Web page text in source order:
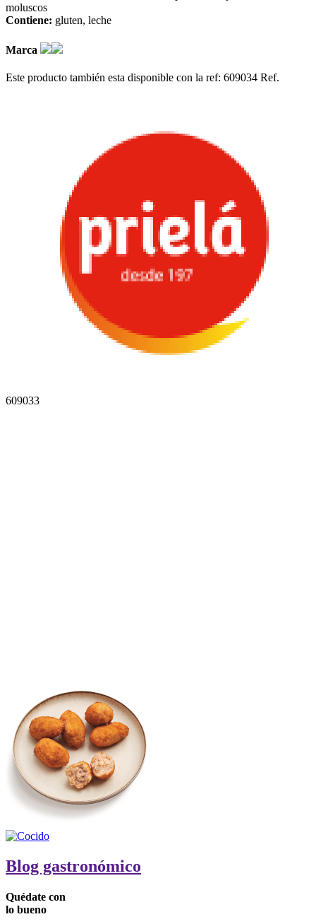
moluscos
Contiene: gluten leche
Marca
Este producto también esta disponible con la ref: 609034 Ref.
609033
Blog gastronómico
Quédate con
lo bueno